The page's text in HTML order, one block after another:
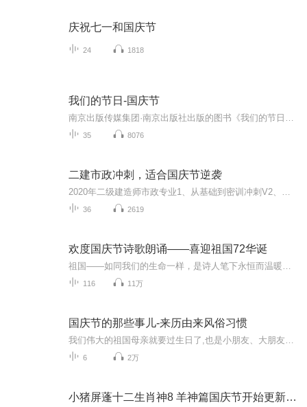
庆祝七一和国庆节
24 1818
我们的节日-国庆节
35 8076
二建市政冲刺，适合国庆节逆袭
36 2619
欢度国庆节诗歌朗诵——喜迎祖国72华诞
116 11万
国庆节的那些事儿-来历由来风俗习惯
6 2万
小猪屏蓬十二生肖神8 羊神篇国庆节开始更新啦！